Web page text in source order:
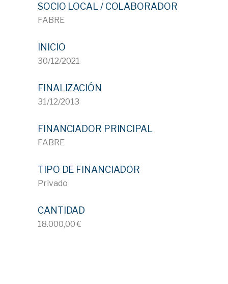
SOCIO LOCAL / COLABORADOR
FABRE
INICIO
30/12/2021
FINALIZACIÓN
31/12/2013
FINANCIADOR PRINCIPAL
FABRE
TIPO DE FINANCIADOR
Privado
CANTIDAD
18.000,00 €